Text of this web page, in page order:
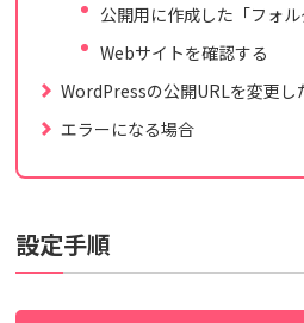
公開用に作成した「フォ
Webサイトを確認する
WordPressの公開URLを変更し
エラーになる場合
設定手順